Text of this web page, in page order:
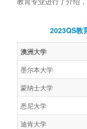
2023QS教
澳洲大学
墨尔本大学
蒙纳士大学
悉尼大学
迪肯大学